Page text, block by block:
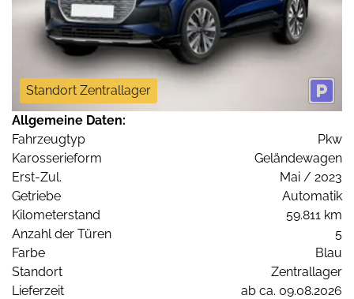
Standort Zentrallager
Allgemeine Daten:
Fahrzeugtyp
Pkw
Karosserieform
Geländewagen
Erst-Zul.
Mai / 2023
Getriebe
Automatik
Kilometerstand
59.811 km
Anzahl der Türen
5
Farbe
Blau
Standort
Zentrallager
Lieferzeit
ab ca. 09.08.2026